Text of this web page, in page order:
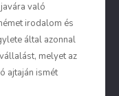
való
irodalom és
által azonnal
melyet az
ajtaján ismét